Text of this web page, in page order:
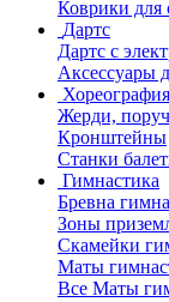
Коврики для
Дартс
Дартс с
Аксессуары
Хореография
Жерди,
Кронштейны
Станки
Гимнастика
Бревна
Зоны
Скамейки
Маты
Все Маты